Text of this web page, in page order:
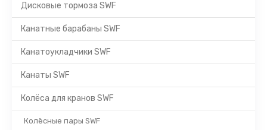
Дисковые тормоза SWF
Канатные барабаны SWF
Канатоукладчики SWF
Канаты SWF
Колёса для кранов SWF
Колёсные пары SWF